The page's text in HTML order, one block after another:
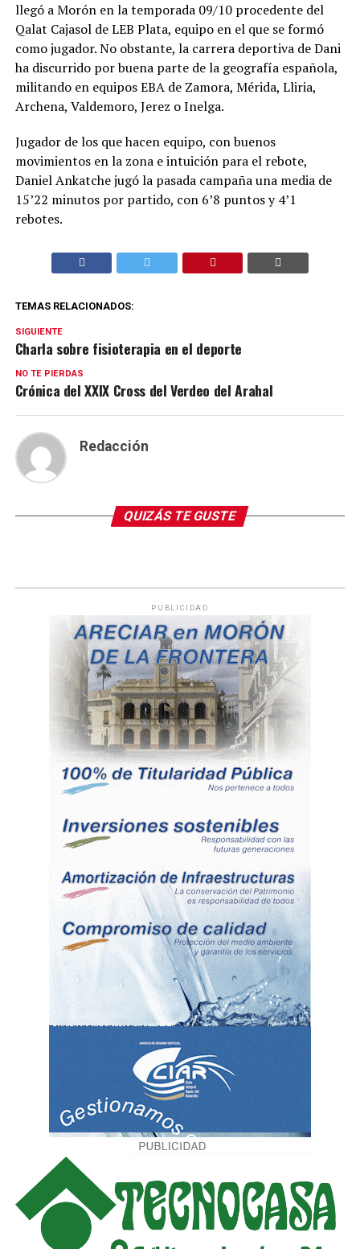
llegó a Morón en la temporada 09/10 procedente del
Qalat Cajasol de LEB Plata, equipo en el que se formó
como jugador. No obstante, la carrera deportiva de Dani
ha discurrido por buena parte de la geografía española,
militando en equipos EBA de Zamora, Mérida, Lliria,
Archena, Valdemoro, Jerez o Inelga.
Jugador de los que hacen equipo, con buenos
movimientos en la zona e intuición para el rebote,
Daniel Ankatche jugó la pasada campaña una media de
15’22 minutos por partido, con 6’8 puntos y 4’1
rebotes.
TEMAS RELACIONADOS:
SIGUIENTE
Charla sobre fisioterapia en el deporte
NO TE PIERDAS
Crónica del XXIX Cross del Verdeo del Arahal
Redacción
QUIZÁS TE GUSTE
PUBLICIDAD